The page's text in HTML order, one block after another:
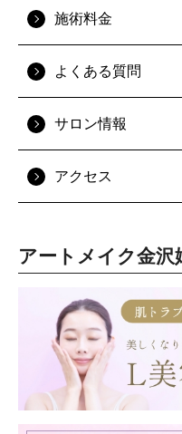
施術料金
よくある質問
サロン情報
アクセス
アートメイク金沢